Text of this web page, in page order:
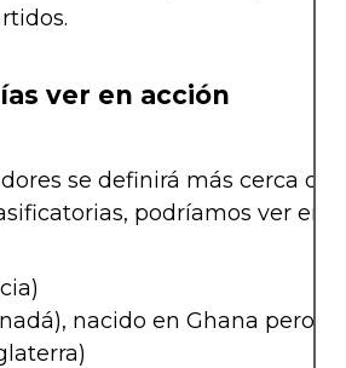
ver en acción
se definirá más cerca
podríamos ver en
nacido en Ghana pero